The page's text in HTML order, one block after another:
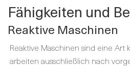
Fähigkeiten und
Reaktive Maschinen
Reaktive Maschinen sind eine Art
arbeiten ausschließlich nach